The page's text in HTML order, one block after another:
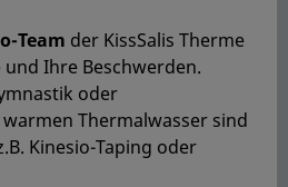
Team der KissSalis Therme
Ihre Beschwerden.
oder
Thermalwasser sind
Kinesio-Taping oder